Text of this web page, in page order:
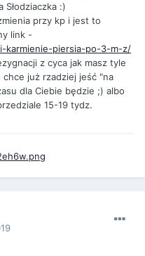
:)
przy kp i jest to
link -
karmienie-piersia-po-3-m-z/
z cyca jak masz tyle
już rzadziej jeść "na
dla Ciebie będzie ;) albo
15-19 tydz.